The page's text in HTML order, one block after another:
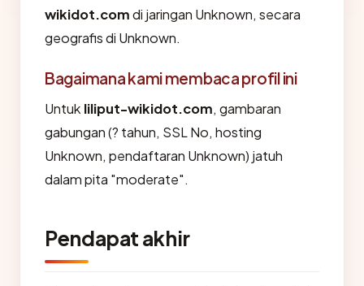
wikidot.comdi jaringan Unknown, secara
geografis di Unknown.
Bagaimana kami membaca profil ini
Untuk liliput-wikidot.com, gambaran
gabungan (? tahun, SSL No, hosting
Unknown, pendaftaran Unknown) jatuh
dalam pita "moderate".
Pendapat akhir